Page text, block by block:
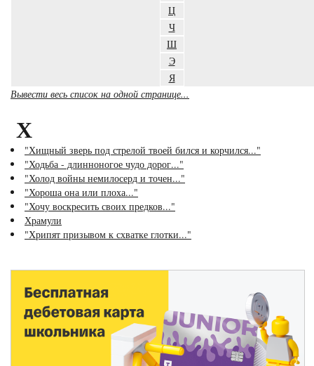
Ц
Ч
Ш
Э
Я
Вывести весь список на одной странице...
Х
"Хищный зверь под стрелой твоей бился и корчился..."
"Ходьба - длинноногое чудо дорог..."
"Холод войны немилосерд и точен..."
"Хороша она или плоха..."
"Хочу воскресить своих предков..."
Храмули
"Хрипят призывом к схватке глотки..."